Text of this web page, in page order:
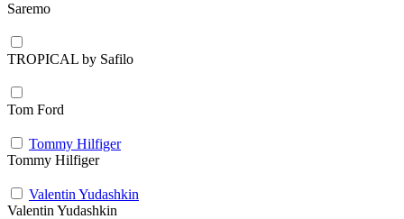
Saremo
TROPICAL by Safilo
Tom Ford
Tommy Hilfiger
Tommy Hilfiger
Valentin Yudashkin
Valentin Yudashkin